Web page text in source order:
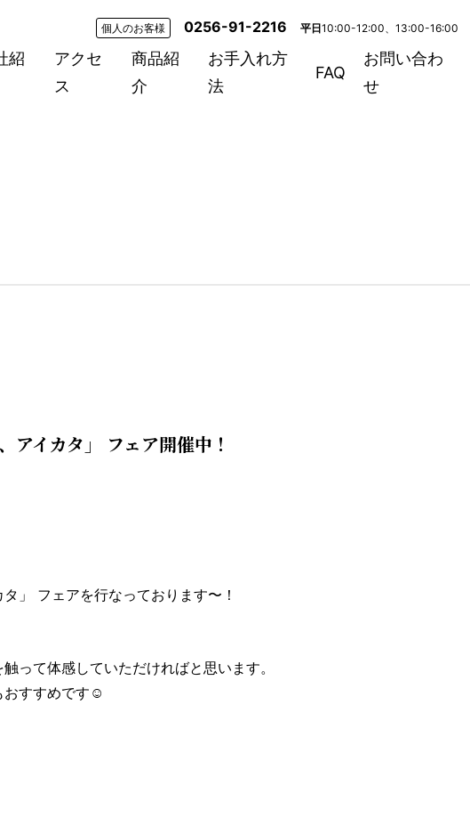
個人のお客様 0256-91-2216 平日10:00-12:00、13:00-16:00
紹
アクセ
ス
商品紹
介
お手入れ方
法
FAQ
お問い合わ
せ
アイカタ」 フェア開催中！
」 フェアを行なっております〜！
って体感していただければと思います。
おすすめです☺️